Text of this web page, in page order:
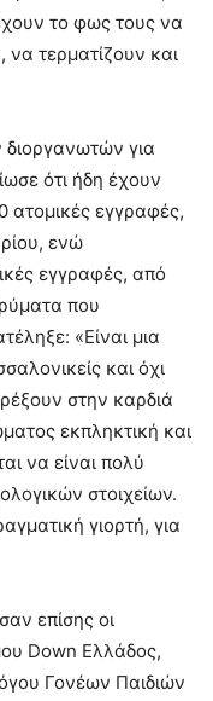
το φως τους να
τερματίζουν και
για
ότι ήδη έχουν
ατομικές εγγραφές,
ενώ
εγγραφές, από
που
«Είναι μια
και όχι
στην καρδιά
εκπληκτική και
να είναι πολύ
στοιχείων.
γιορτή, για
επίσης οι
Down Ελλάδος,
Γονέων Παιδιών